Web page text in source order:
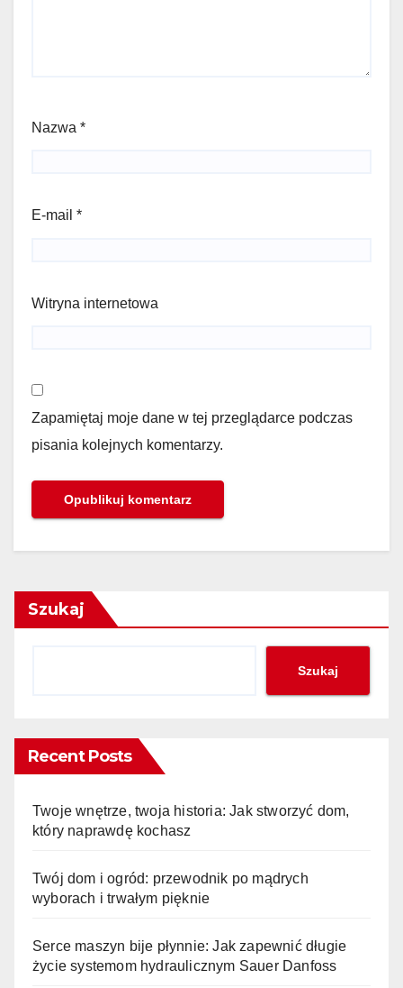
Nazwa *
E-mail *
Witryna internetowa
Zapamiętaj moje dane w tej przeglądarce podczas
pisania kolejnych komentarzy.
Szukaj
Szukaj
Recent Posts
Twoje wnętrze, twoja historia: Jak stworzyć dom,
który naprawdę kochasz
Twój dom i ogród: przewodnik po mądrych
wyborach i trwałym pięknie
Serce maszyn bije płynnie: Jak zapewnić długie
życie systemom hydraulicznym Sauer Danfoss